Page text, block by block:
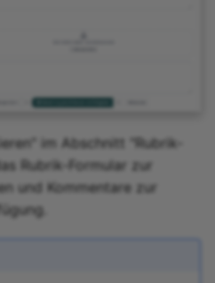
im Abschnitt "Rubrik-
Rubrik-Formular zur
und Kommentare zur